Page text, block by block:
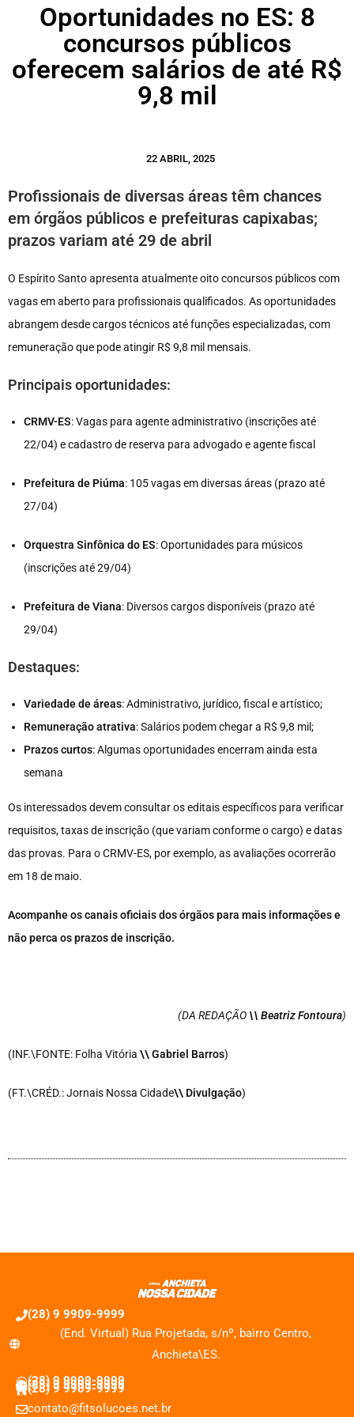
Oportunidades no ES: 8
concursos públicos
oferecem salários de até R$
9,8 mil
22 ABRIL, 2025
Profissionais de diversas áreas têm chances
em órgãos públicos e prefeituras capixabas;
prazos variam até 29 de abril
O Espírito Santo apresenta atualmente oito concursos públicos com
vagas em aberto para profissionais qualificados. As oportunidades
abrangem desde cargos técnicos até funções especializadas, com
remuneração que pode atingir R$ 9,8 mil mensais.
Principais oportunidades:
CRMV-ES: Vagas para agente administrativo (inscrições até
22/04) e cadastro de reserva para advogado e agente fiscal
Prefeitura de Piúma: 105 vagas em diversas áreas (prazo até
27/04)
Orquestra Sinfônica do ES: Oportunidades para músicos
(inscrições até 29/04)
Prefeitura de Viana: Diversos cargos disponíveis (prazo até
29/04)
Destaques:
Variedade de áreas: Administrativo, jurídico, fiscal e artístico;
Remuneração atrativa: Salários podem chegar a R$ 9,8 mil;
Prazos curtos: Algumas oportunidades encerram ainda esta
semana
Os interessados devem consultar os editais específicos para verificar
requisitos, taxas de inscrição (que variam conforme o cargo) e datas
das provas. Para o CRMV-ES, por exemplo, as avaliações ocorrerão
em 18 de maio.
Acompanhe os canais oficiais dos órgãos para mais informações e
não perca os prazos de inscrição.
(DA REDAÇÃO \\ Beatriz Fontoura)
(INF.\FONTE: Folha Vitória \\ Gabriel Barros)
(FT.\CRÉD.: Jornais Nossa Cidade\\ Divulgação)
(28) 9 9909-9999
(End. Virtual) Rua Projetada, s/nº, bairro Centro,
Anchieta\ES.
(28) 9 9909-9999
(28) 9 9909-9999
(28) 9 9909-9999
contato@fitsolucoes.net.br